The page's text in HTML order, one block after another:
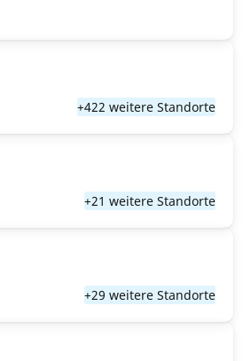
+422 weitere Standorte
+21 weitere Standorte
+29 weitere Standorte